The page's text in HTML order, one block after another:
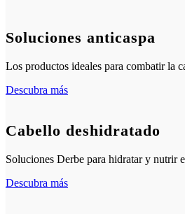
Soluciones anticaspa
Los productos ideales para combatir la
Descubra más
Cabello deshidratado
Soluciones Derbe para hidratar y nutrir
Descubra más